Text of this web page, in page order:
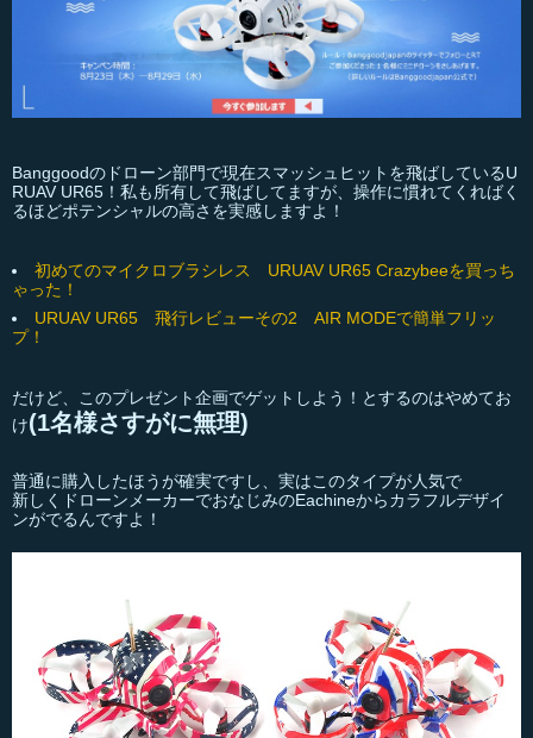
Banggoodのドローン部門で現在スマッシュヒットを飛ばしているU
RUAV UR65！私も所有して飛ばしてますが、操作に慣れてくればく
るほどポテンシャルの高さを実感しますよ！
初めてのマイクロブラシレス URUAV UR65 Crazybeeを買っち
ゃった！
URUAV UR65 飛行レビューその2 AIR MODEで簡単フリッ
プ！
だけど、このプレゼント企画でゲットしよう！とするのはやめてお
け(1名様さすがに無理)
普通に購入したほうが確実ですし、実はこのタイプが人気で
新しくドローンメーカーでおなじみのEachineからカラフルデザイ
ンがでるんですよ！